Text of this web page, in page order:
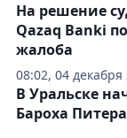
08:02, 04 декабря
На решение
Qazaq Banki
жалоба
В Уральске
Бароха Питера